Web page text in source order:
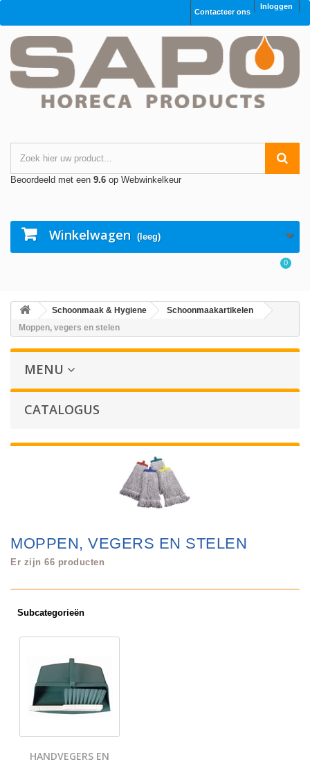
Inloggen
Contacteer ons
Beoordeeld met een 9.6 op Webwinkelkeur
Winkelwagen (leeg)
0
Schoonmaak & Hygiene
Schoonmaakartikelen
Moppen, vegers en stelen
MENU
CATALOGUS
MOPPEN, VEGERS EN STELEN
Er zijn 66 producten
Subcategorieën
HANDVEGERS EN